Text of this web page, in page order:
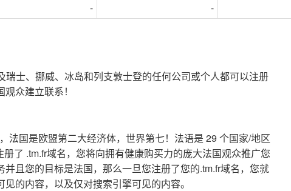
- -
士、挪威、冰岛和列支敦士登的任何公司或个人都可以注册
众建立联系！
法国是欧盟第二大经济体，世界第七！法语是 29 个国家/地区
了 .tm.fr域名，您将向拥有健康购买力的庞大法国观众推广您
且您的目标是法国，那么一旦您注册了您的.tm.fr域名，您就
的内容，以及仅对搜索引擎可见的内容。